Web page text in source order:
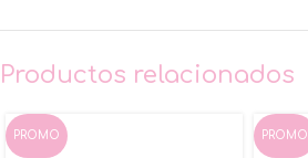
Productos relacionados
PROMO PROMO